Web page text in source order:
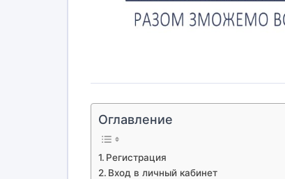
Оглавление
Регистрация
Вход в личный кабинет